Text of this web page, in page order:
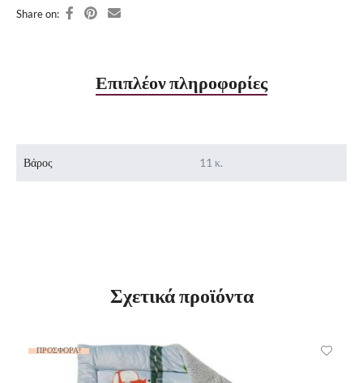
Share on:
Επιπλέον πληροφορίες
Βάρος 11 κ.
Σχετικά προϊόντα
ΠΡΟΣΦΟΡΆ!